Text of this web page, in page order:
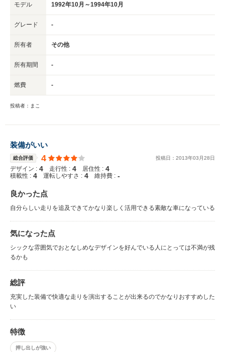
モデル 1992年10月～1994年10月
グレード -
所有者 その他
所有期間 -
燃費 -
投稿者：まこ
装備がいい
総合評価 4 投稿日： 2013年03 月28日
デザイン : 4 走行性 : 4 居住性 : 4
積載性 : 4 運転しやすさ : 4 維持費 : -
良かった点
自分らしい走りを追及できてかなり楽しく活用できる素敵な車になっている
気になった点
シックな雰囲気でおとなしめなデザインを好んでいる人にとっては不満が残
るかも
総評
充実した装備で快適な走りを演出することが出来るのでかなりおすすめした
い
特徴
押し出しが強い